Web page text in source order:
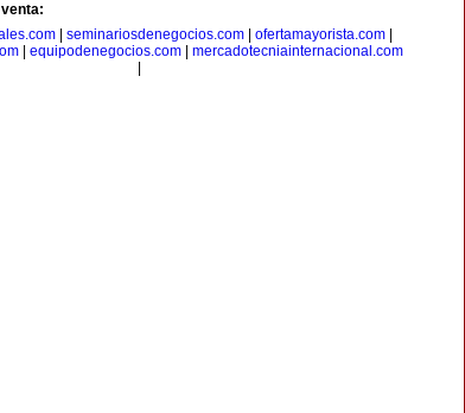
seminariosdenegocios.com ofertamayorista.com
equipodenegocios.com
mercadotecniainternacional.com